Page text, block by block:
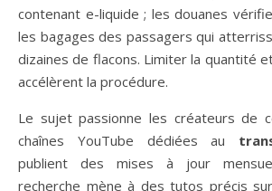
contenant e-liquide ; les douanes
les bagages des passagers qui
dizaines de flacons. Limiter la quantité
accélèrent la procédure.
Le sujet passionne les créateurs de
chaînes YouTube dédiées au
publient des mises à jour
recherche mène à des tutos précis